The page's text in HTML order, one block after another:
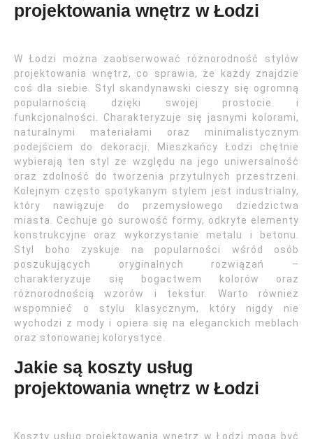
projektowania wnętrz w Łodzi
W Łodzi można zaobserwować różnorodność stylów
projektowania wnętrz, co sprawia, że każdy znajdzie
coś dla siebie. Styl skandynawski cieszy się ogromną
popularnością dzięki swojej prostocie i
funkcjonalności. Charakteryzuje się jasnymi kolorami,
naturalnymi materiałami oraz minimalistycznym
podejściem do dekoracji. Mieszkańcy Łodzi chętnie
wybierają ten styl ze względu na jego uniwersalność
oraz zdolność do tworzenia przytulnych przestrzeni.
Kolejnym często spotykanym stylem jest industrialny,
który nawiązuje do przemysłowego dziedzictwa
miasta. Cechuje go surowość formy, odkryte elementy
konstrukcyjne oraz wykorzystanie metalu i betonu.
Styl boho zyskuje na popularności wśród osób
poszukujących oryginalnych rozwiązań –
charakteryzuje się bogactwem kolorów oraz
różnorodnością wzorów i tekstur. Warto również
wspomnieć o stylu klasycznym, który nigdy nie
wychodzi z mody i opiera się na eleganckich meblach
oraz stonowanej kolorystyce.
Jakie są koszty usług
projektowania wnętrz w Łodzi
Koszty usług projektowania wnętrz w Łodzi mogą być